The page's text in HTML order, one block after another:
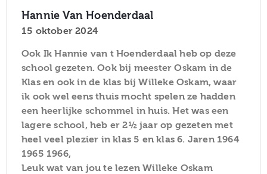
Hannie Van Hoenderdaal
15 oktober 2024
Ook Ik Hannie van t Hoenderdaal heb op deze
school gezeten. Ook bij meester Oskam in de
Klas en ook in de klas bij Willeke Oskam, waar
ik ook wel eens thuis mocht spelen ze hadden
een heerlijke schommel in huis. Het was een
lagere school, heb er 2½ jaar op gezeten met
heel veel plezier in klas 5 en klas 6. Jaren 1964
1965 1966,
Leuk wat van jou te lezen Willeke Oskam